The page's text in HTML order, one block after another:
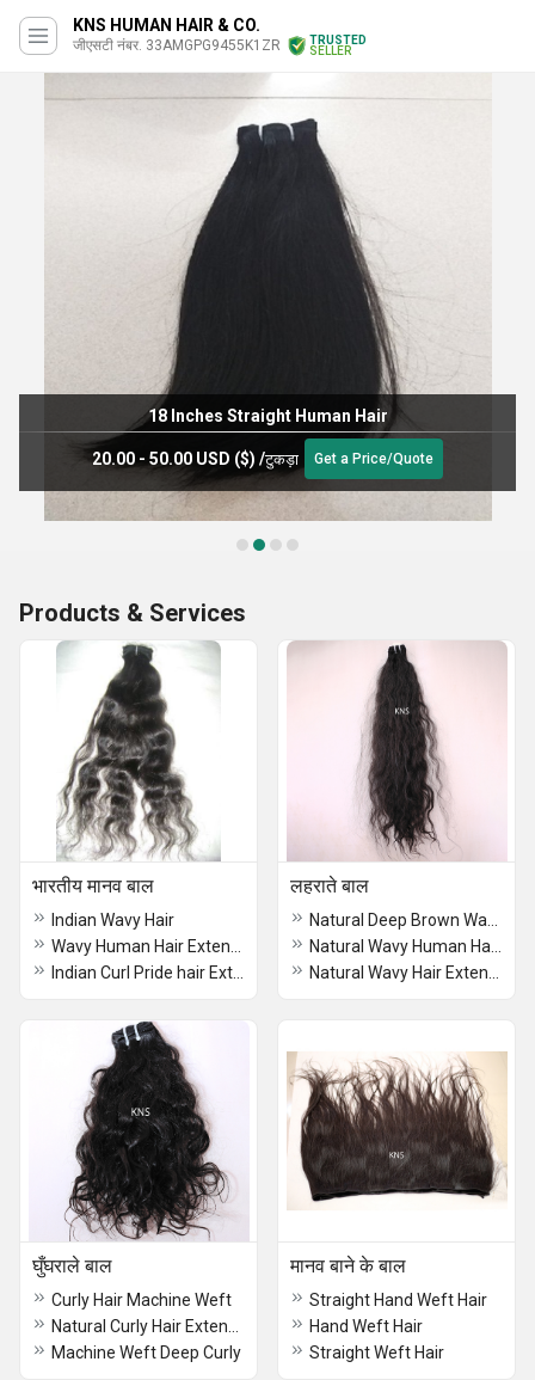
KNS HUMAN HAIR & CO.
जीएसटी नंबर. 33AMGPG9455K1ZR
TRUSTED
SELLER
18 Inches Straight Human Hair
20.00 - 50.00 USD ($) /टुकड़ा Get a Price/Quote
Products & Services
भारतीय मानव बाल
Indian Wavy Hair
लहराते बाल
घुँघराले बाल
Curly Hair Machine Weft
Machine Weft Deep Curly
मानव बाने के बाल
Straight Hand Weft Hair
Hand Weft Hair
Straight Weft Hair